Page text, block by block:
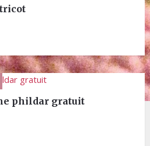
phildar gratuit